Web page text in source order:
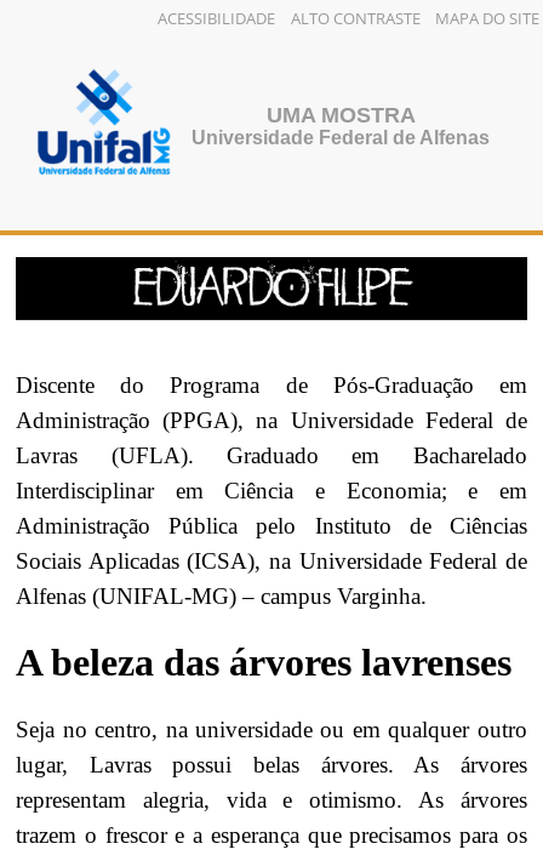
ACESSIBILIDADE ALTO CONTRASTE MAPA DO SITE
conteúdo
UMA MOSTRA
Universidade Federal de Alfenas
Discente do Programa de Pós-Graduação em
Administração (PPGA), na Universidade Federal de
Lavras (UFLA). Graduado em Bacharelado
Interdisciplinar em Ciência e Economia; e em
Administração Pública pelo Instituto de Ciências
Sociais Aplicadas (ICSA), na Universidade Federal de
Alfenas (UNIFAL-MG) – campus Varginha.
A beleza das árvores lavrenses
Seja no centro, na universidade ou em qualquer outro
lugar, Lavras possui belas árvores. As árvores
representam alegria, vida e otimismo. As árvores
trazem o frescor e a esperança que precisamos para os